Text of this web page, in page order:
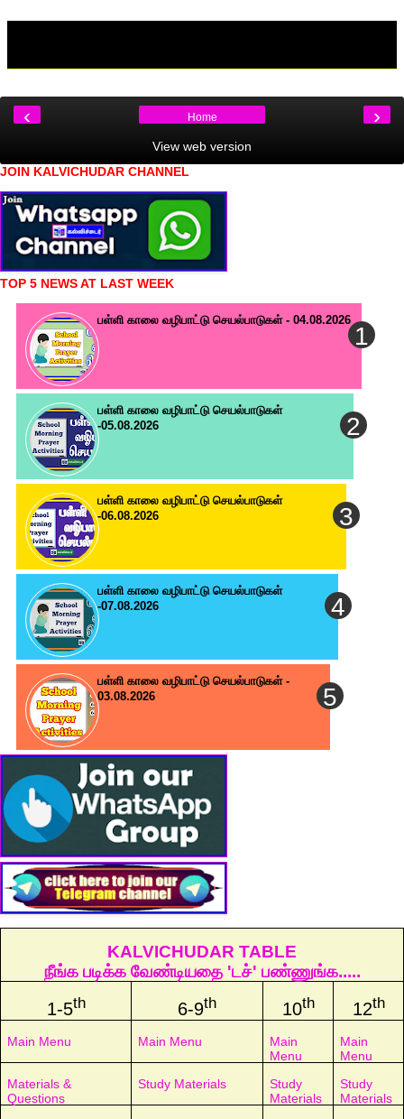
‹ ›
Home
View web version
JOIN KALVICHUDAR CHANNEL
TOP 5 NEWS AT LAST WEEK
பள்ளி காலை வழிபாட்டு செயல்பாடுகள் - 04.08.2026
பள்ளி காலை வழிபாட்டு செயல்பாடுகள்
-05.08.2026
பள்ளி காலை வழிபாட்டு செயல்பாடுகள்
-06.08.2026
பள்ளி காலை வழிபாட்டு செயல்பாடுகள்
-07.08.2026
பள்ளி காலை வழிபாட்டு செயல்பாடுகள் -
03.08.2026
KALVICHUDAR TABLE
நீங்க படிக்க வேண்டியதை 'டச்' பண்ணுங்க.....
1-5th 6-9th 10th 12th
Main Menu Main Menu
Main
Menu
Main
Menu
Materials &
Questions
Study Materials
Study
Materials
Study
Materials